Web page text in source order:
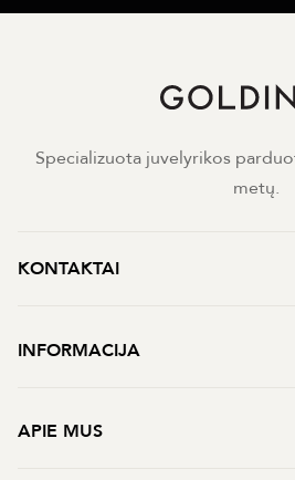
Specializuota juvelyrikos
metų.
KONTAKTAI
INFORMACIJA
APIE MUS